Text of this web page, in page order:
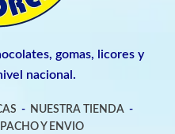
gomas, licores y
nacional.
- NUESTRA TIENDA -
Y ENVIO